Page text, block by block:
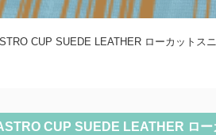
CUP SUEDE LEATHER ローカットス
CUP SUEDE LEATHER ロ